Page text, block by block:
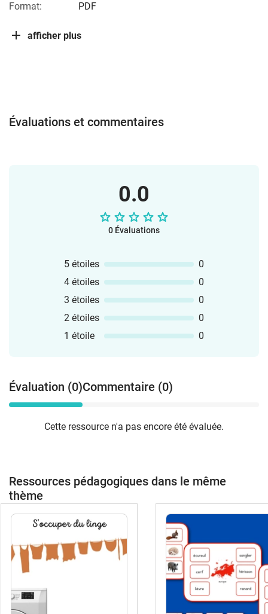
Format: PDF
afficher plus
Évaluations et commentaires
0.0
0 Évaluations
5 étoiles
0
4 étoiles
0
3 étoiles
0
2 étoiles
0
1 étoile
0
Évaluation (0)Commentaire (0)
Cette ressource n'a pas encore été évaluée.
Ressources pédagogiques dans le même
thème